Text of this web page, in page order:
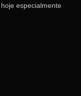
especialmente